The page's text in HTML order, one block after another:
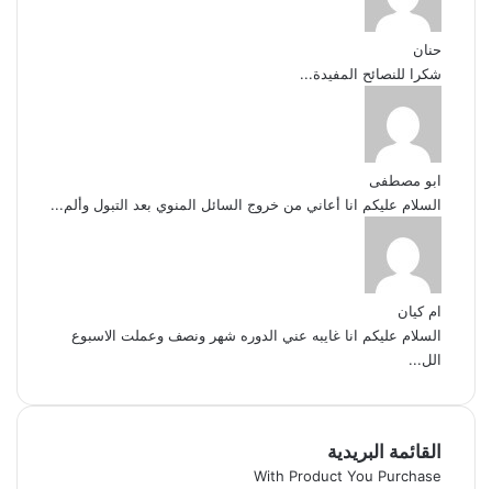
حنان
شكرا للنصائح المفيدة...
ابو مصطفى
السلام عليكم انا أعاني من خروج السائل المنوي بعد التبول وألم...
ام كيان
السلام عليكم انا غايبه عني الدوره شهر ونصف وعملت الاسبوع
الل...
القائمة البريدية
With Product You Purchase